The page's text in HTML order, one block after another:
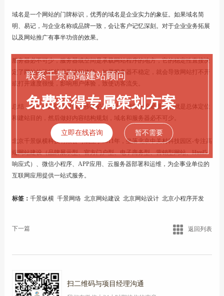
域名是一个网站的门牌标识，优秀的域名是企业实力的象征。如果域名简
明、易记，与企业名称或品牌一致，会让客户记忆深刻。对于企业业务拓展
以及网站推广有事半功倍的效果。
服务器必不可少，服务器或空间是承载网站程序的地方，它的稳定性直接决
定了网站的运行状况及访问体验。如果服务器不稳定，就会导致网站打不开
或打开速度很慢，影响用户体验，致使访客流失。
总结，做一个好的网站以上步骤必不可少，网站建设最重要的就是总体定位
和建站目的，然后做好内容结构规划，域名和服务器必不可少。
北京千景纵横科技有限公司成立于2011年，坐落北京中关村科技园区-专注高
端网站建设（品牌展示型、官方门户型、电子商务型、营销型网站、Html5
响应式）、微信小程序、APP应用、云服务器部署和运维，为企事业单位的
互联网应用提供一站式服务。
标签： 千景纵横 千景网络 北京网站建设 北京网站设计 北京小程序开发
下一篇 返回列表
扫二维码与项目经理沟通
联系千景高端建站顾问
免费获得专属策划方案
立即在线咨询 暂不需要